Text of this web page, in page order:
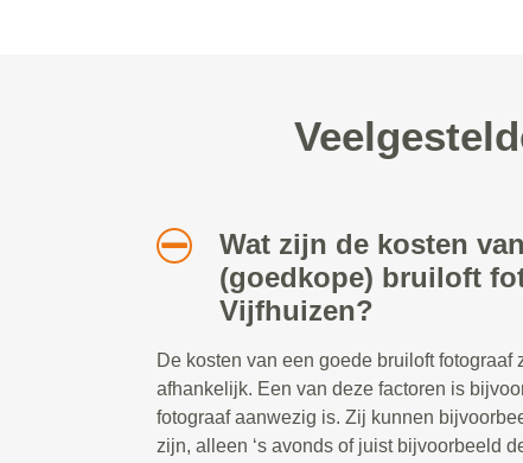
Wat zijn de kosten
(goedkope) bruiloft
Vijfhuizen?
De kosten van een goede bruiloft fotograaf
afhankelijk. Een van deze factoren is
fotograaf aanwezig is. Zij kunnen
zijn, alleen ‘s avonds of juist bijvoorbeeld